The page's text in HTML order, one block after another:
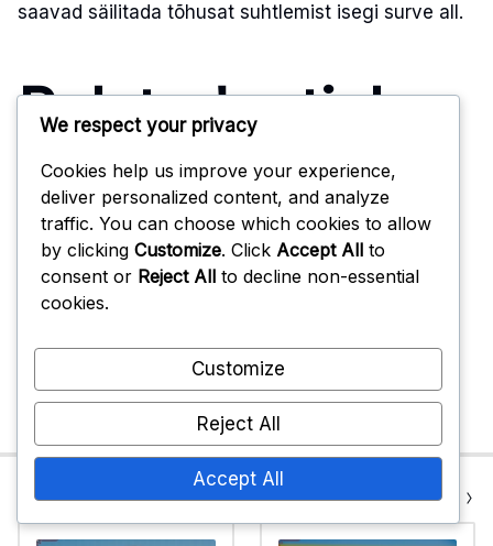
saavad säilitada tõhusat suhtlemist isegi surve all.
Related articles
Võrkpalli kaitses konflikti lahendamine:
strateegiad, suhtlemine, rollid
Kaitsev Kuju: Positsioneerimine, Liikumine,
Tõhusus
kohandused, suhtlemine
Previous Post Next Post
We respect your privacy
Cookies help us improve your experience,
deliver personalized content, and analyze
traffic. You can choose which cookies to allow
by clicking Customize. Click Accept All to
consent or Reject All to decline non-essential
cookies.
Customize
Reject All
Accept All